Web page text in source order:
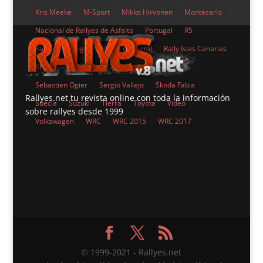
Kris Meeke
M-Sport Mikko Hirvonen
Montecarlo
Nacional de Rallyes de Asfalto
Portugal
R5
Rally de Portugal
Rallye de Ferrol
Rally Islas Canarias
RFEDA
RFEdeA S2000
Sebastien Loeb
Sebastien Ogier
Sergio Vallejo
Skoda Fabia
Suecia
Suzuki Tierra Toyota
Video
Volkswagen
WRC WRC 2015 WRC 2017
Rallyes.net tu revista online con toda la información
sobre rallyes desde 1999
© 1999-2021 - Rallyes.net